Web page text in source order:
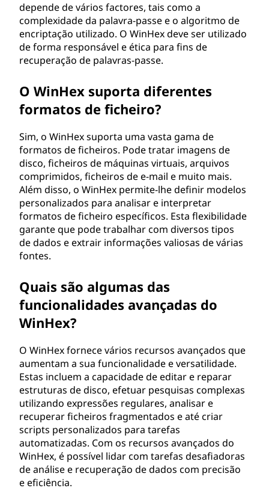
depende de vários factores, tais como a
complexidade da palavra-passe e o algoritmo de
encriptação utilizado. O WinHex deve ser utilizado
de forma responsável e ética para fins de
recuperação de palavras-passe.
O WinHex suporta diferentes
formatos de ficheiro?
Sim, o WinHex suporta uma vasta gama de
formatos de ficheiros. Pode tratar imagens de
disco, ficheiros de máquinas virtuais, arquivos
comprimidos, ficheiros de e-mail e muito mais.
Além disso, o WinHex permite-lhe definir modelos
personalizados para analisar e interpretar
formatos de ficheiro específicos. Esta flexibilidade
garante que pode trabalhar com diversos tipos
de dados e extrair informações valiosas de várias
fontes.
Quais são algumas das
funcionalidades avançadas do
WinHex?
O WinHex fornece vários recursos avançados que
aumentam a sua funcionalidade e versatilidade.
Estas incluem a capacidade de editar e reparar
estruturas de disco, efetuar pesquisas complexas
utilizando expressões regulares, analisar e
recuperar ficheiros fragmentados e até criar
scripts personalizados para tarefas
automatizadas. Com os recursos avançados do
WinHex, é possível lidar com tarefas desafiadoras
de análise e recuperação de dados com precisão
e eficiência.